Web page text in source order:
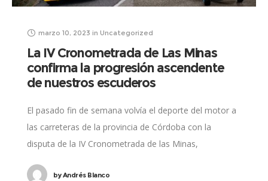
marzo 10, 2023 in Uncategorized
La IV Cronometrada de Las Minas
confirma la progresión ascendente
de nuestros escuderos
El pasado fin de semana volvía el deporte del motor a
las carreteras de la provincia de Córdoba con la
disputa de la IV Cronometrada de las Minas,
byAndrés Blanco